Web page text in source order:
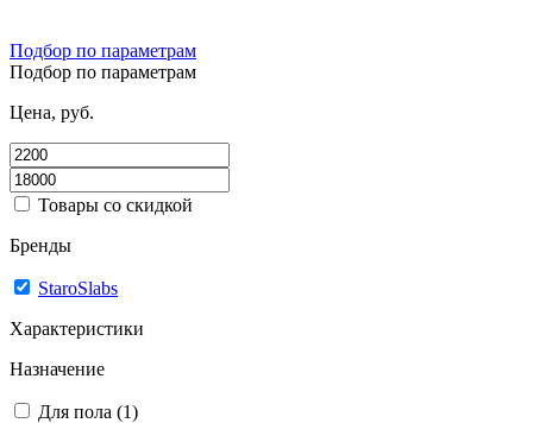
Подбор по параметрам
Подбор по параметрам
Цена, руб.
Товары со скидкой
Бренды
StaroSlabs
Характеристики
Назначение
Для пола (1)